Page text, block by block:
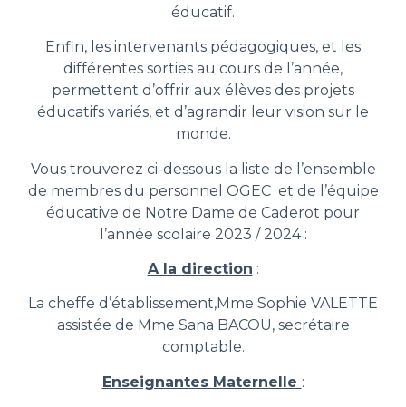
éducatif.
Enfin, les intervenants pédagogiques, et les
différentes sorties au cours de l’année,
permettent d’offrir aux élèves des projets
éducatifs variés, et d’agrandir leur vision sur le
monde.
Vous trouverez ci-dessous la liste de l’ensemble
de membres du personnel OGEC et de l’équipe
éducative de Notre Dame de Caderot pour
l’année scolaire 2023 / 2024 :
A la direction :
La cheffe d’établissement,Mme Sophie VALETTE
assistée de Mme Sana BACOU, secrétaire
comptable.
Enseignantes Maternelle :